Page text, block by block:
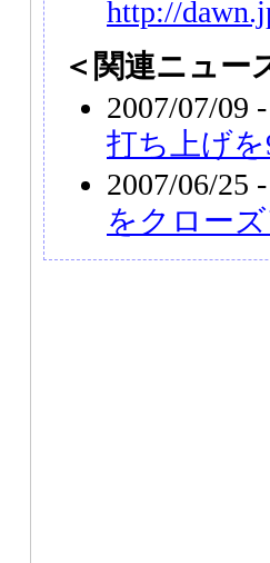
http://
＜関連ニュー
2007/07/09 -
打ち上げ
2007/06/25 -
をクロー